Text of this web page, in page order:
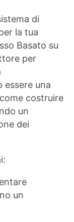
di
la tua
Basato su
per
una
costruire
un
dei
un